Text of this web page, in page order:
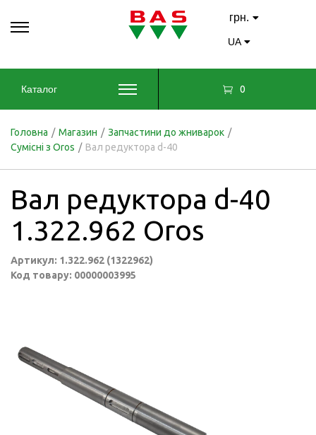
грн.
UA
Каталог 0
Головна / Магазин / Запчастини до жниварок /
Сумісні з Oros / Вал редуктора d-40
Вал редуктора d-40
1.322.962 Oros
Артикул: 1.322.962 (1322962)
Код товару: 00000003995